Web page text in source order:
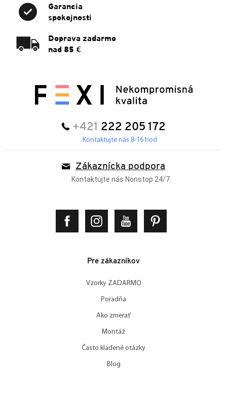
Garancia
spokojnosti
Doprava zadarmo
nad 85 €
+421 222 205 172
Kontaktujte nás 8-16 hod
Zákaznícka podpora
Kontaktujte nás Nonstop 24/7
Pre zákazníkov
Vzorky ZADARMO
Poradňa
Ako zmerať
Montáž
Často kladené otázky
Blog